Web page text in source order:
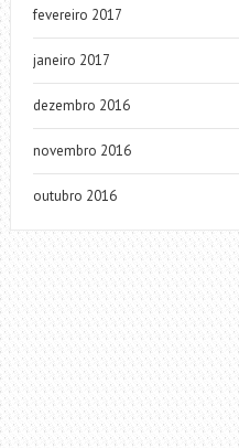
fevereiro 2017
janeiro 2017
dezembro 2016
novembro 2016
outubro 2016